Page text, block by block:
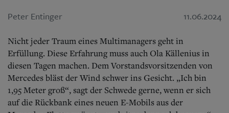
Wer wir sind
Aktuelle Ausgabe
Abonnenten-Login
Abonnent werden
Abo Prämien
Archiv
Mediadaten
Peter Entinger 11.06.2024
Nicht jeder Traum eines Multimanagers geht in
Erfüllung. Diese Erfahrung muss auch Ola Källenius in
diesen Tagen machen. Dem Vorstandsvorsitzenden von
Mercedes bläst der Wind schwer ins Gesicht. „Ich bin
1,95 Meter groß“, sagt der Schwede gerne, wenn er sich
auf die Rückbank eines neuen E-Mobils aus der